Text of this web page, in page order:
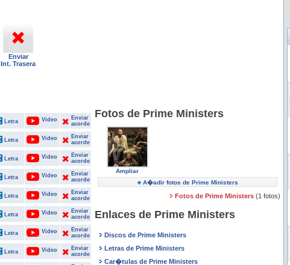
Enviar
Int. Trasera
Letra Video
Enviar
acorde
Letra Video
Enviar
acorde
Letra Video
Enviar
acorde
Letra Video
Enviar
acorde
Letra Video
Enviar
acorde
Letra Video
Enviar
acorde
Letra Video
Enviar
acorde
Letra Video
Enviar
acorde
Fotos de Prime Ministers
Ampliar
A�adir fotos de Prime Ministers
Fotos de Prime Ministers (1 fotos)
Enlaces de Prime Ministers
Discos de Prime Ministers
Letras de Prime Ministers
Car�tulas de Prime Ministers